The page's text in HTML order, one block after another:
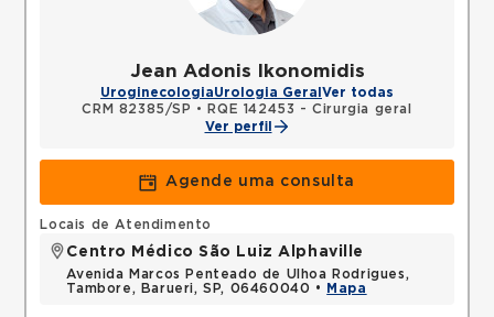
Jean Adonis Ikonomidis
UroginecologiaUrologia Geral Ver todas
CRM 82385/SP •
RQE 142453 - Cirurgia geral
Ver perfil
Agende uma consulta
Locais de Atendimento
Centro Médico São Luiz Alphaville
Avenida Marcos Penteado de Ulhoa Rodrigues,
Tambore, Barueri, SP, 06460040 •
Mapa